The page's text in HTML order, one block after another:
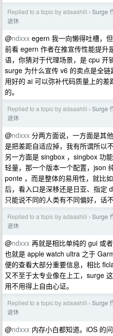
Replied to a topic by adaashili › Surge
退休
@ndxxx egern 我一向懒得吐槽，
前看 egern 作者在推宣传性能提升
语，你猜对于代理场景，是 cpu 开
surge 为什么宣传 v6 的卖点是全链
用好的 ai 可以弥补代码质量上的
的。
Replied to a topic by adaashili › Surge
退休
@ndxxx 分两方面说，一方面是其
是把差距自适应掉，我有所谓所以
另一方面是 singbox ，singbox 功
轻量，那一个版本一个配置，json
ponte ，而是整体的易用性，就比
后，看入口是深移还是日亚、指定
只能说不同的人类有不同偏好，话
Replied to a topic by adaashili › Surge
退休
@ndxxx 再就是相比单纯的 gui 或
也就是 apple watch ultra 之于
便的查看大部分重要信息，相比
又不至于太专业像在上工，surge
用不用得上自由心证。
Replied to a topic by adaashili › Surge
退休
@ndxxx 内存小白都知道。iOS 的